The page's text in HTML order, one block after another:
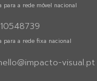
para a rede móvel nacional
para a rede fixa nacional
visual.pt